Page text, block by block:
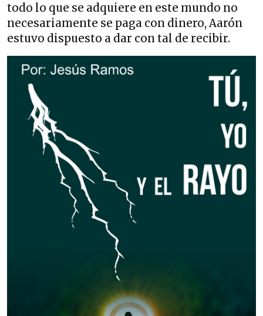
todo lo que se adquiere en este mundo no
necesariamente se paga con dinero, Aarón
estuvo dispuesto a dar con tal de recibir.